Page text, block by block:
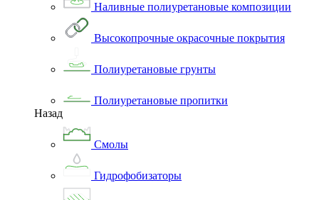
Наливные полиуретановые композиции
Высокопрочные окрасочные покрытия
Полиуретановые грунты
Полиуретановые пропитки
Назад
Смолы
Гидрофобизаторы